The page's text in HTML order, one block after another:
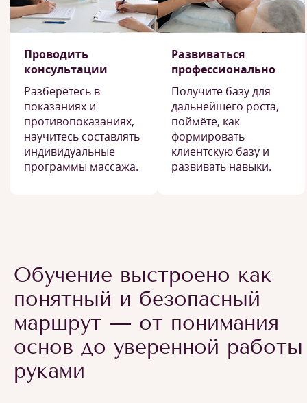
Проводить
консультации
Разберётесь в
показаниях и
противопоказаниях,
научитесь составлять
индивидуальные
программы массажа.
Развиваться
профессионально
Получите базу для
дальнейшего роста,
поймёте, как
формировать
клиентскую базу и
развивать навыки.
Обучение выстроено как
понятный и безопасный
маршрут — от понимания
основ до уверенной работы
руками